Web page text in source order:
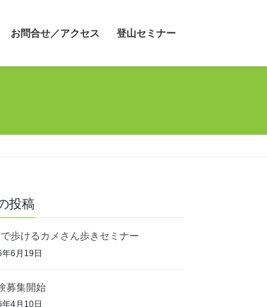
お問合せ／アクセス 登山セミナー
投稿
歩けるカメさん歩きセミナー
6月19日
募集開始
4月10日